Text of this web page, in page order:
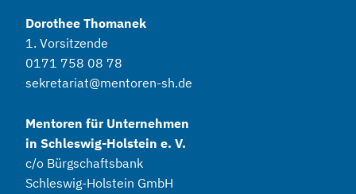
Dorothee Thomanek
1. Vorsitzende
0171 758 08 78
sekretariat@mentoren-sh.de
Mentoren für Unternehmen
in Schleswig-Holstein e. V.
c/o Bürgschaftsbank
Schleswig-Holstein GmbH